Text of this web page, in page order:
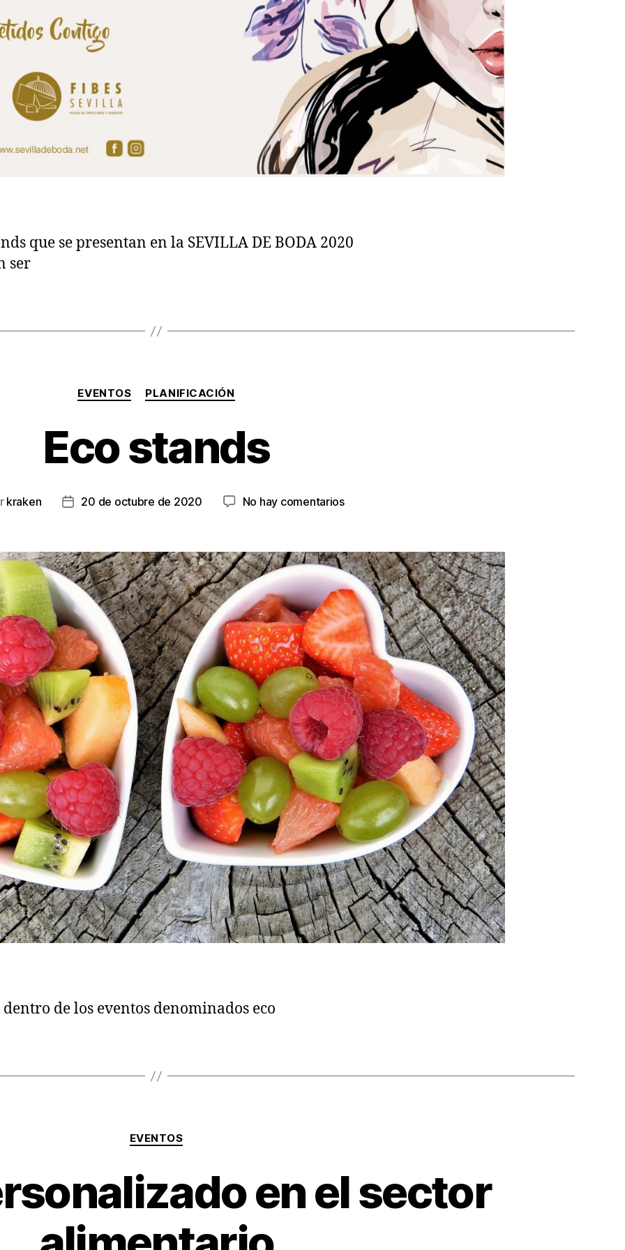
que se presentan en la SEVILLA DE BODA 2020
ser
Categorías
EVENTOS PLANIFICACIÓN
Eco stands
kraken
Fecha
entrada
20 de octubre de 2020 No hay comentariosen
dentro de los eventos denominados eco
Categorías
EVENTOS
en el sector